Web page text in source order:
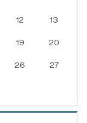
12 13
19 20
26 27